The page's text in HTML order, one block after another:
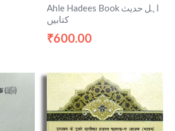
Ahle Hadees Book اہل حدیث
کتابیں
₹600.00
price